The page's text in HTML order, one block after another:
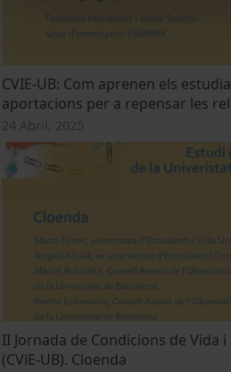
CVIE-UB: Com aprenen els
aportacions per a repensar les
24 Abril, 2025
II Jornada de Condicions de Vida
(CViE-UB). Cloenda